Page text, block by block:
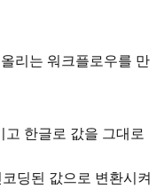
리는 워크플로우를 만
고 한글로 값을 그대로
딩된 값으로 변환시켜